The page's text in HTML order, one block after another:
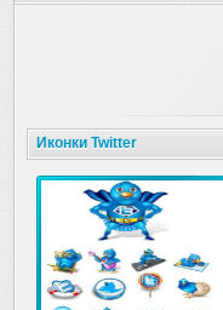
Иконки Twitter